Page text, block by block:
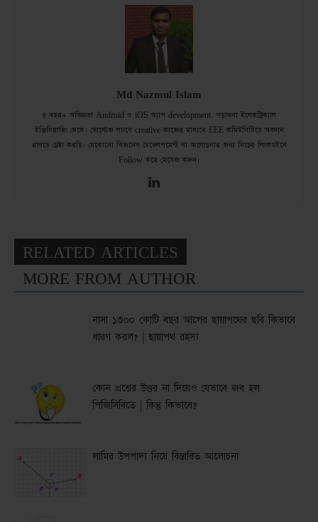
Md Nazmul Islam
৫ বছর+ অভিজ্ঞতা Android ও iOS অ্যাপ development. পড়াশুনা ইলেকট্রিক্যাল
ইঞ্জিনিয়ারিং থেকে। ভোল্টেজ ল্যাবে creative কাজের মাধ্যমে EEE কমিউনিটিতে অবদান
রাখতে চেষ্টা করছি। যেকোনো বিজনেস ডেভেলপমেন্ট বা আলোচনার জন্য নিচের লিংকডইনে
Follow করে মেসেজ করুন।
RELATED ARTICLES
MORE FROM AUTHOR
নাসা ১৩০০ কোটি বছর আগের ছায়াপথের ছবি কিভাবে
ধারণ করল? | ছায়াপথ রহস্য
কোন প্রশ্নের উত্তর না দিয়েও যেভাবে জব হল
পিজিসিবিতে | কিন্তু কিভাবে?
লামির উপপাদ্য নিয়ে বিস্তারিত আলোচনা